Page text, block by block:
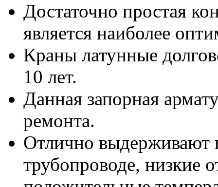
Достаточно простая
является наиболее
Краны латунные
10 лет.
Данная запорная
ремонта.
Отлично выдерживают
трубопроводе, низкие